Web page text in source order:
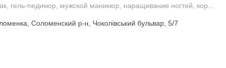
гель-​педикюр, ​мужской маникюр, наращивание ногтей, кор...
Соломенский р-н, Чоколівський бульвар, 5/7